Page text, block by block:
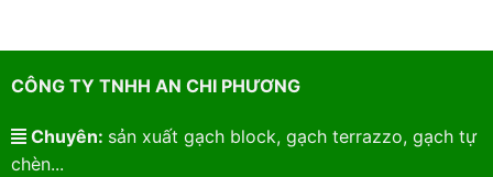
CÔNG TY TNHH AN CHI PHƯƠNG
Chuyên: sản xuất gạch block, gạch terrazzo, gạch tự
chèn...